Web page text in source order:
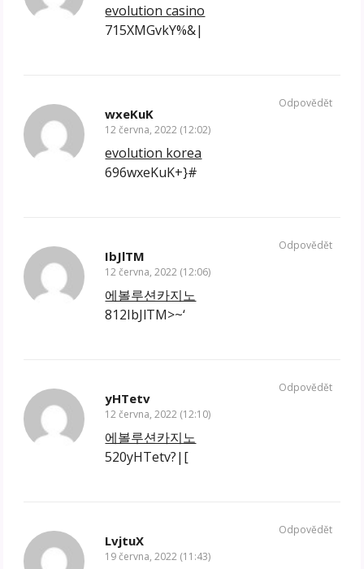
evolution casino
715XMGvkY%&|
wxeKuK
12 června, 2022 (12:02)
evolution korea
696wxeKuK+}#
Odpovědět
IbJlTM
12 června, 2022 (12:06)
에볼루션카지노
812IbJlTM>~‘
Odpovědět
yHTetv
12 června, 2022 (12:10)
에볼루션카지노
520yHTetv?|[
Odpovědět
LvjtuX
19 června, 2022 (11:43)
Odpovědět